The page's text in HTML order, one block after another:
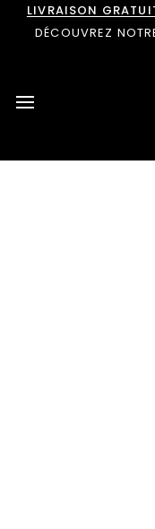
Passer
contenu
LIVRAISON
DÉCOUVREZ